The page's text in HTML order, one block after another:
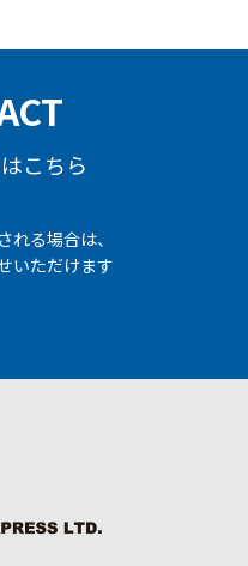
こちら
れる場合は、
いただけます